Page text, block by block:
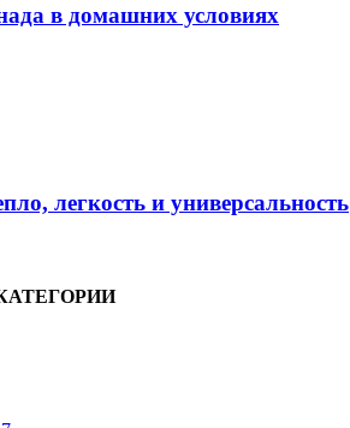
в домашних условиях
легкость и универсальность